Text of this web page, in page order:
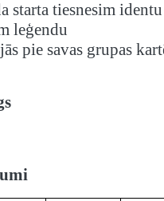
starta tiesnesim identu
leģendu
pie savas grupas